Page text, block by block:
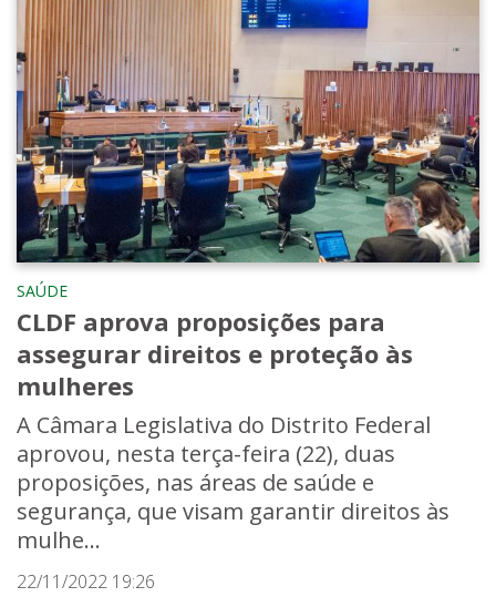
SAÚDE
CLDF aprova proposições para
assegurar direitos e proteção às
mulheres
A Câmara Legislativa do Distrito Federal
aprovou, nesta terça-feira (22), duas
proposições, nas áreas de saúde e
segurança, que visam garantir direitos às
mulhe...
22/11/2022 19:26